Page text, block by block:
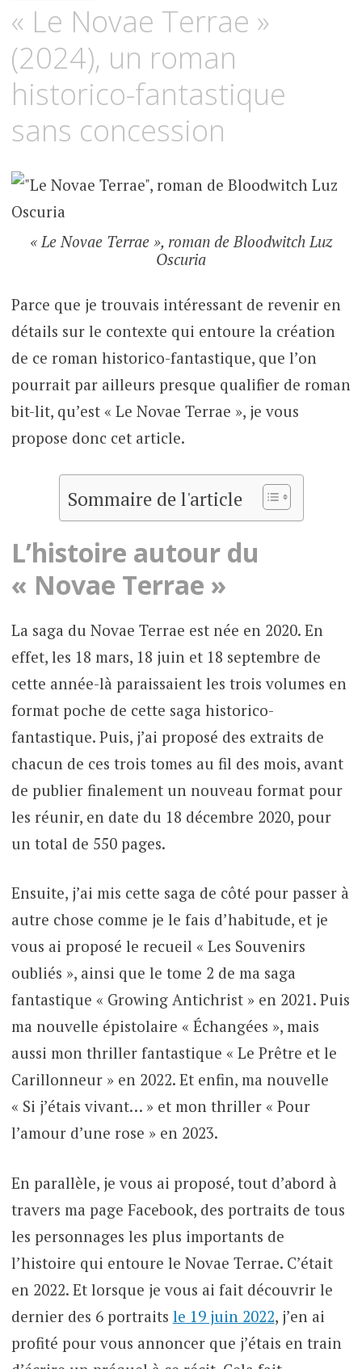
« Le Novae Terrae »
(2024), un roman
historico-fantastique
sans concession
« Le Novae Terrae », roman de Bloodwitch Luz
Oscuria
Parce que je trouvais intéressant de revenir en
détails sur le contexte qui entoure la création
de ce roman historico-fantastique, que l’on
pourrait par ailleurs presque qualifier de roman
bit-lit, qu’est « Le Novae Terrae », je vous
propose donc cet article.
Sommaire de l'article
L’histoire autour du
« Novae Terrae »
La saga du Novae Terrae est née en 2020. En
effet, les 18 mars, 18 juin et 18 septembre de
cette année-là paraissaient les trois volumes en
format poche de cette saga historico-
fantastique. Puis, j’ai proposé des extraits de
chacun de ces trois tomes au fil des mois, avant
de publier finalement un nouveau format pour
les réunir, en date du 18 décembre 2020, pour
un total de 550 pages.
Ensuite, j’ai mis cette saga de côté pour passer à
autre chose comme je le fais d’habitude, et je
vous ai proposé le recueil « Les Souvenirs
oubliés », ainsi que le tome 2 de ma saga
fantastique « Growing Antichrist » en 2021. Puis
ma nouvelle épistolaire « Échangées », mais
aussi mon thriller fantastique « Le Prêtre et le
Carillonneur » en 2022. Et enfin, ma nouvelle
« Si j’étais vivant… » et mon thriller « Pour
l’amour d’une rose » en 2023.
En parallèle, je vous ai proposé, tout d’abord à
travers ma page Facebook, des portraits de tous
les personnages les plus importants de
l’histoire qui entoure le Novae Terrae. C’était
en 2022. Et lorsque je vous ai fait découvrir le
dernier des 6 portraits le 19 juin 2022, j’en ai
profité pour vous annoncer que j’étais en train